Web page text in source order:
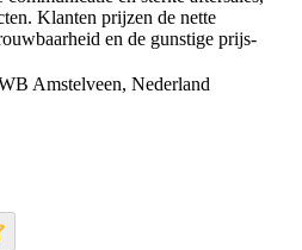
Klanten prijzen de nette
en de gunstige prijs-
Amstelveen, Nederland